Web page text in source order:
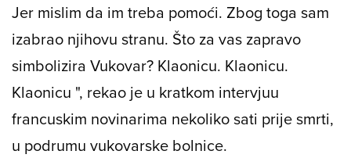
Jer mislim da im treba pomoći. Zbog toga sam
izabrao njihovu stranu. Što za vas zapravo
simbolizira Vukovar? Klaonicu. Klaonicu.
Klaonicu ", rekao je u kratkom intervjuu
francuskim novinarima nekoliko sati prije smrti,
u podrumu vukovarske bolnice.